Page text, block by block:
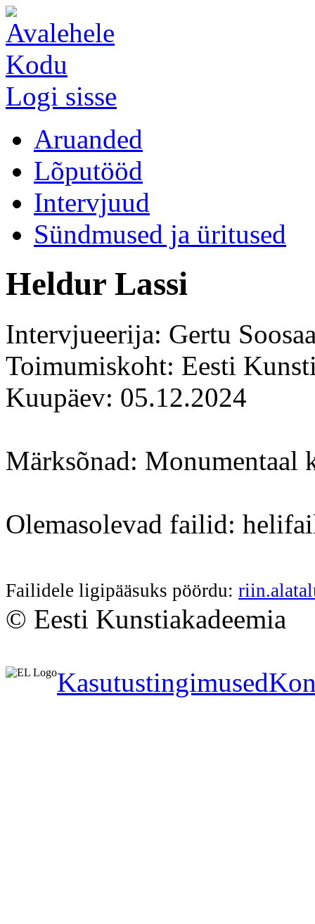
Kodu
Logi sisse
Aruanded
Lõputööd
Intervjuud
Sündmused ja üritused
Heldur Lassi
Intervjueerija: Gertu
Toimumiskoht: Eesti
Kuupäev: 05.12.2024
Märksõnad:
Olemasolevad failid:
Failidele ligipääsuks pöördu:
© Eesti Kunstiakadeemia
Kasutustingimused